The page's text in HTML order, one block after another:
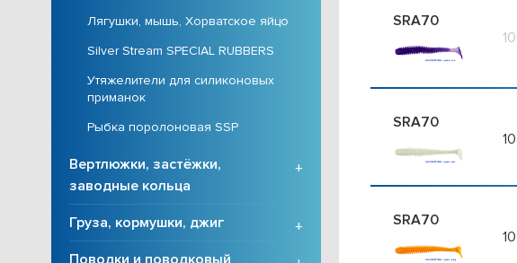
Лягушки, мышь, Хорватское яйцо
Silver Stream SPECIAL RUBBERS
Утяжелители для силиконовых
приманок
Рыбка поролоновая SSP
Вертлюжки, застёжки,
заводные кольца
+
Груза, кормушки, джиг
+
Поводки и поводковый
SRA70
SRA70
SRA70